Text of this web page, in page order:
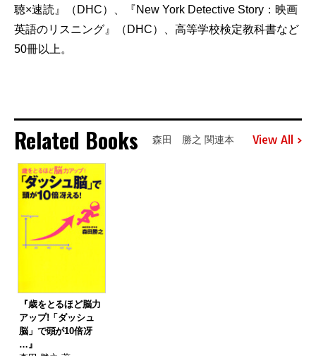
聴×速読』（DHC）、『New York Detective Story：映画
英語のリスニング』（DHC）、高等学校検定教科書など
50冊以上。
Related Books 森田 勝之 関連本 View All
『歳をとるほど脳力
アップ!「ダッシュ
脳」で頭が10倍冴
…』